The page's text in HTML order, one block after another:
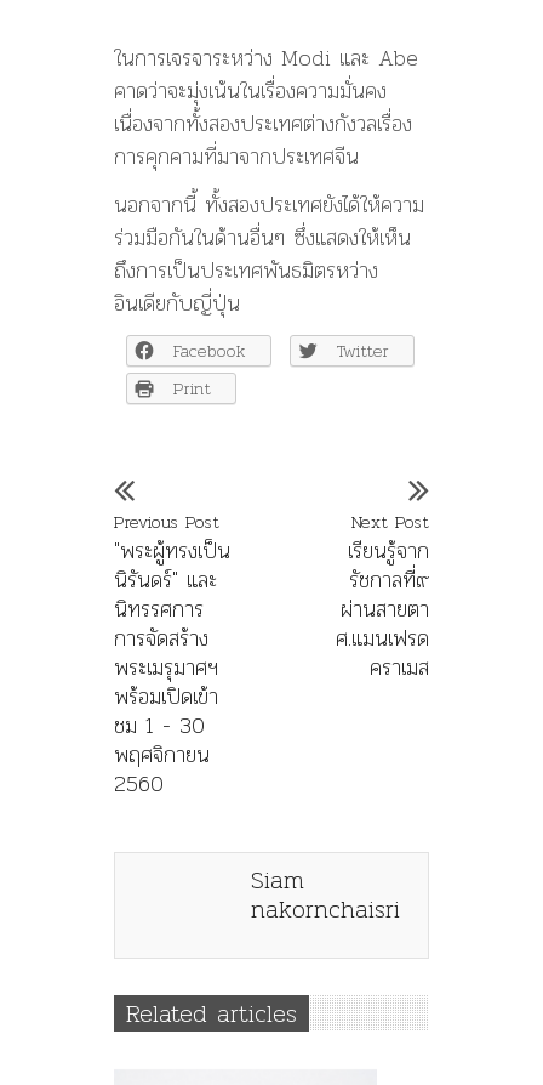
ในการเจรจาระหว่าง Modi และ Abe
คาดว่าจะมุ่งเน้นในเรื่องความมั่นคง
เนื่องจากทั้งสองประเทศต่างกังวลเรื่อง
การคุกคามที่มาจากประเทศจีน
นอกจากนี้ ทั้งสองประเทศยังได้ให้ความ
ร่วมมือกันในด้านอื่นๆ ซึ่งแสดงให้เห็น
ถึงการเป็นประเทศพันธมิตรหว่าง
อินเดียกับญี่ปุ่น
Facebook
Twitter
Print
Previous Post
"พระผู้ทรงเป็น
นิรันดร์" และ
นิทรรศการ
การจัดสร้าง
พระเมรุมาศฯ
พร้อมเปิดเข้า
ชม 1 - 30
พฤศจิกายน
2560
Next Post
เรียนรู้จาก
รัชกาลที่๙
ผ่านสายตา
ศ.แมนเฟรด
คราเมส
Siam
nakornchaisri
Related articles